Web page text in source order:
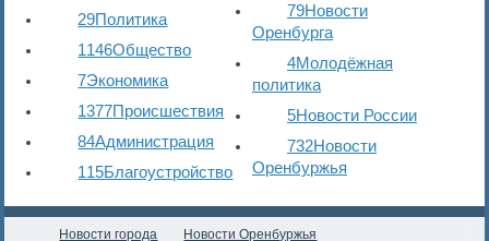
29Политика
1146Общество
7Экономика
1377Происшествия
84Администрация
115Благоустройство
79Новости
Оренбурга
4Молодёжная
политика
5Новости России
732Новости
Оренбуржья
Новости города Новости Оренбуржья